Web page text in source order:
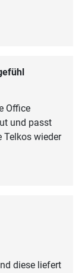
Office
und passt
Telkos wieder
diese liefert